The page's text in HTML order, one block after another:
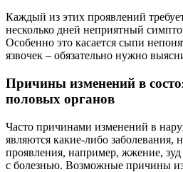
Каждый из этих проявлений
несколько дней неприятный
Особенно это касается сыпи
язвочек – обязательно нужно
Причины изменений в
половых органов
Часто причинами изменений в
являются какие-либо заболевания,
проявления, например, жжение,
с болезнью. Возможные причины